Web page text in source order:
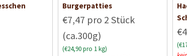
Bewertet mit
Burgerpatties
€7,47 pro 2 Stück
(ca.300g)
(€24,90 pro 1 kg)
5